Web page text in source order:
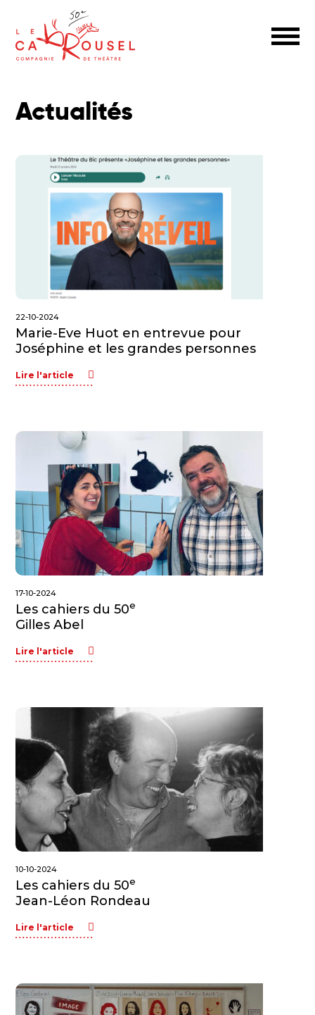
Actualités
22-10-2024
Marie-Eve Huot en entrevue pour
Joséphine et les grandes personnes
Lire l'article
17-10-2024
Les cahiers du 50e
Gilles Abel
Lire l'article
10-10-2024
Les cahiers du 50e
Jean-Léon Rondeau
Lire l'article